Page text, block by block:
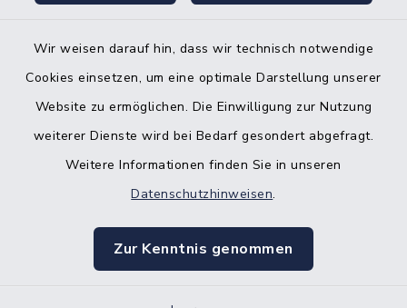
Wir weisen darauf hin, dass wir technisch notwendige
Cookies einsetzen, um eine optimale Darstellung unserer
Website zu ermöglichen. Die Einwilligung zur Nutzung
weiterer Dienste wird bei Bedarf gesondert abgefragt.
Weitere Informationen finden Sie in unseren
Datenschutzhinweisen.
Zur Kenntnis genommen
Barrierefreiheit
Impressum